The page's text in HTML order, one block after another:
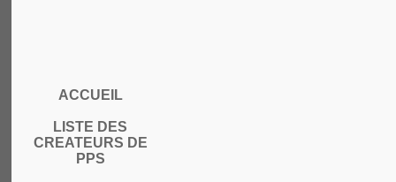
ACCUEIL
LISTE DES
CREATEURS DE
PPS